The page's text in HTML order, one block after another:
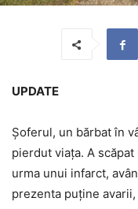
UPDATE
Șoferul, un bărbat în
pierdut viața. A
urma unui infarct,
prezenta puține